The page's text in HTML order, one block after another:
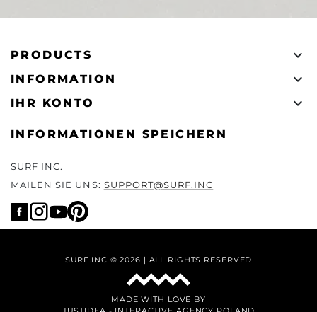
PRODUCTS 
INFORMATION 
IHR KONTO 
INFORMATIONEN SPEICHERN
SURF INC.
MAILEN SIE UNS: SUPPORT@SURF.INC
SURF.INC © 2026 | ALL RIGHTS RESERVED
MADE WITH LOVE BY